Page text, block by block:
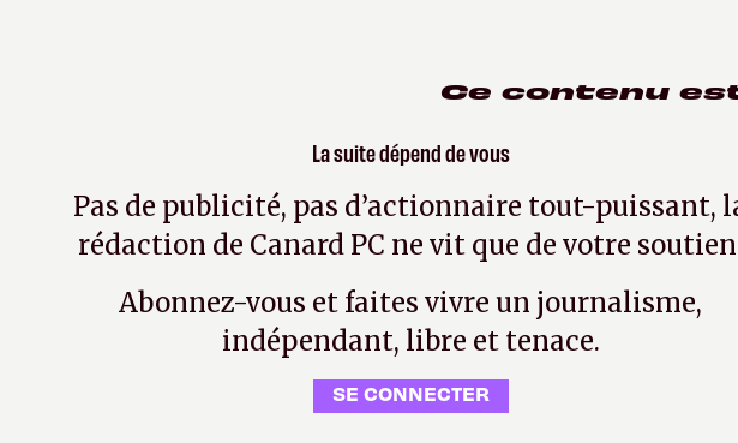
Ce contenu
La suite dépend de vous
Pas de publicité, pas d’actionnaire tout-puissant,
rédaction de Canard PC ne vit que de votre
Abonnez-vous et faites vivre un journalisme,
indépendant, libre et tenace.
SE CONNECTER